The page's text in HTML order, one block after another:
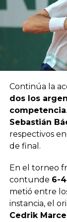
Continúa la
dos los
competencia.
Sebastián
respectivos
de final.
En el torneo
contunde 6-
metió entre
instancia, el
Cedrik